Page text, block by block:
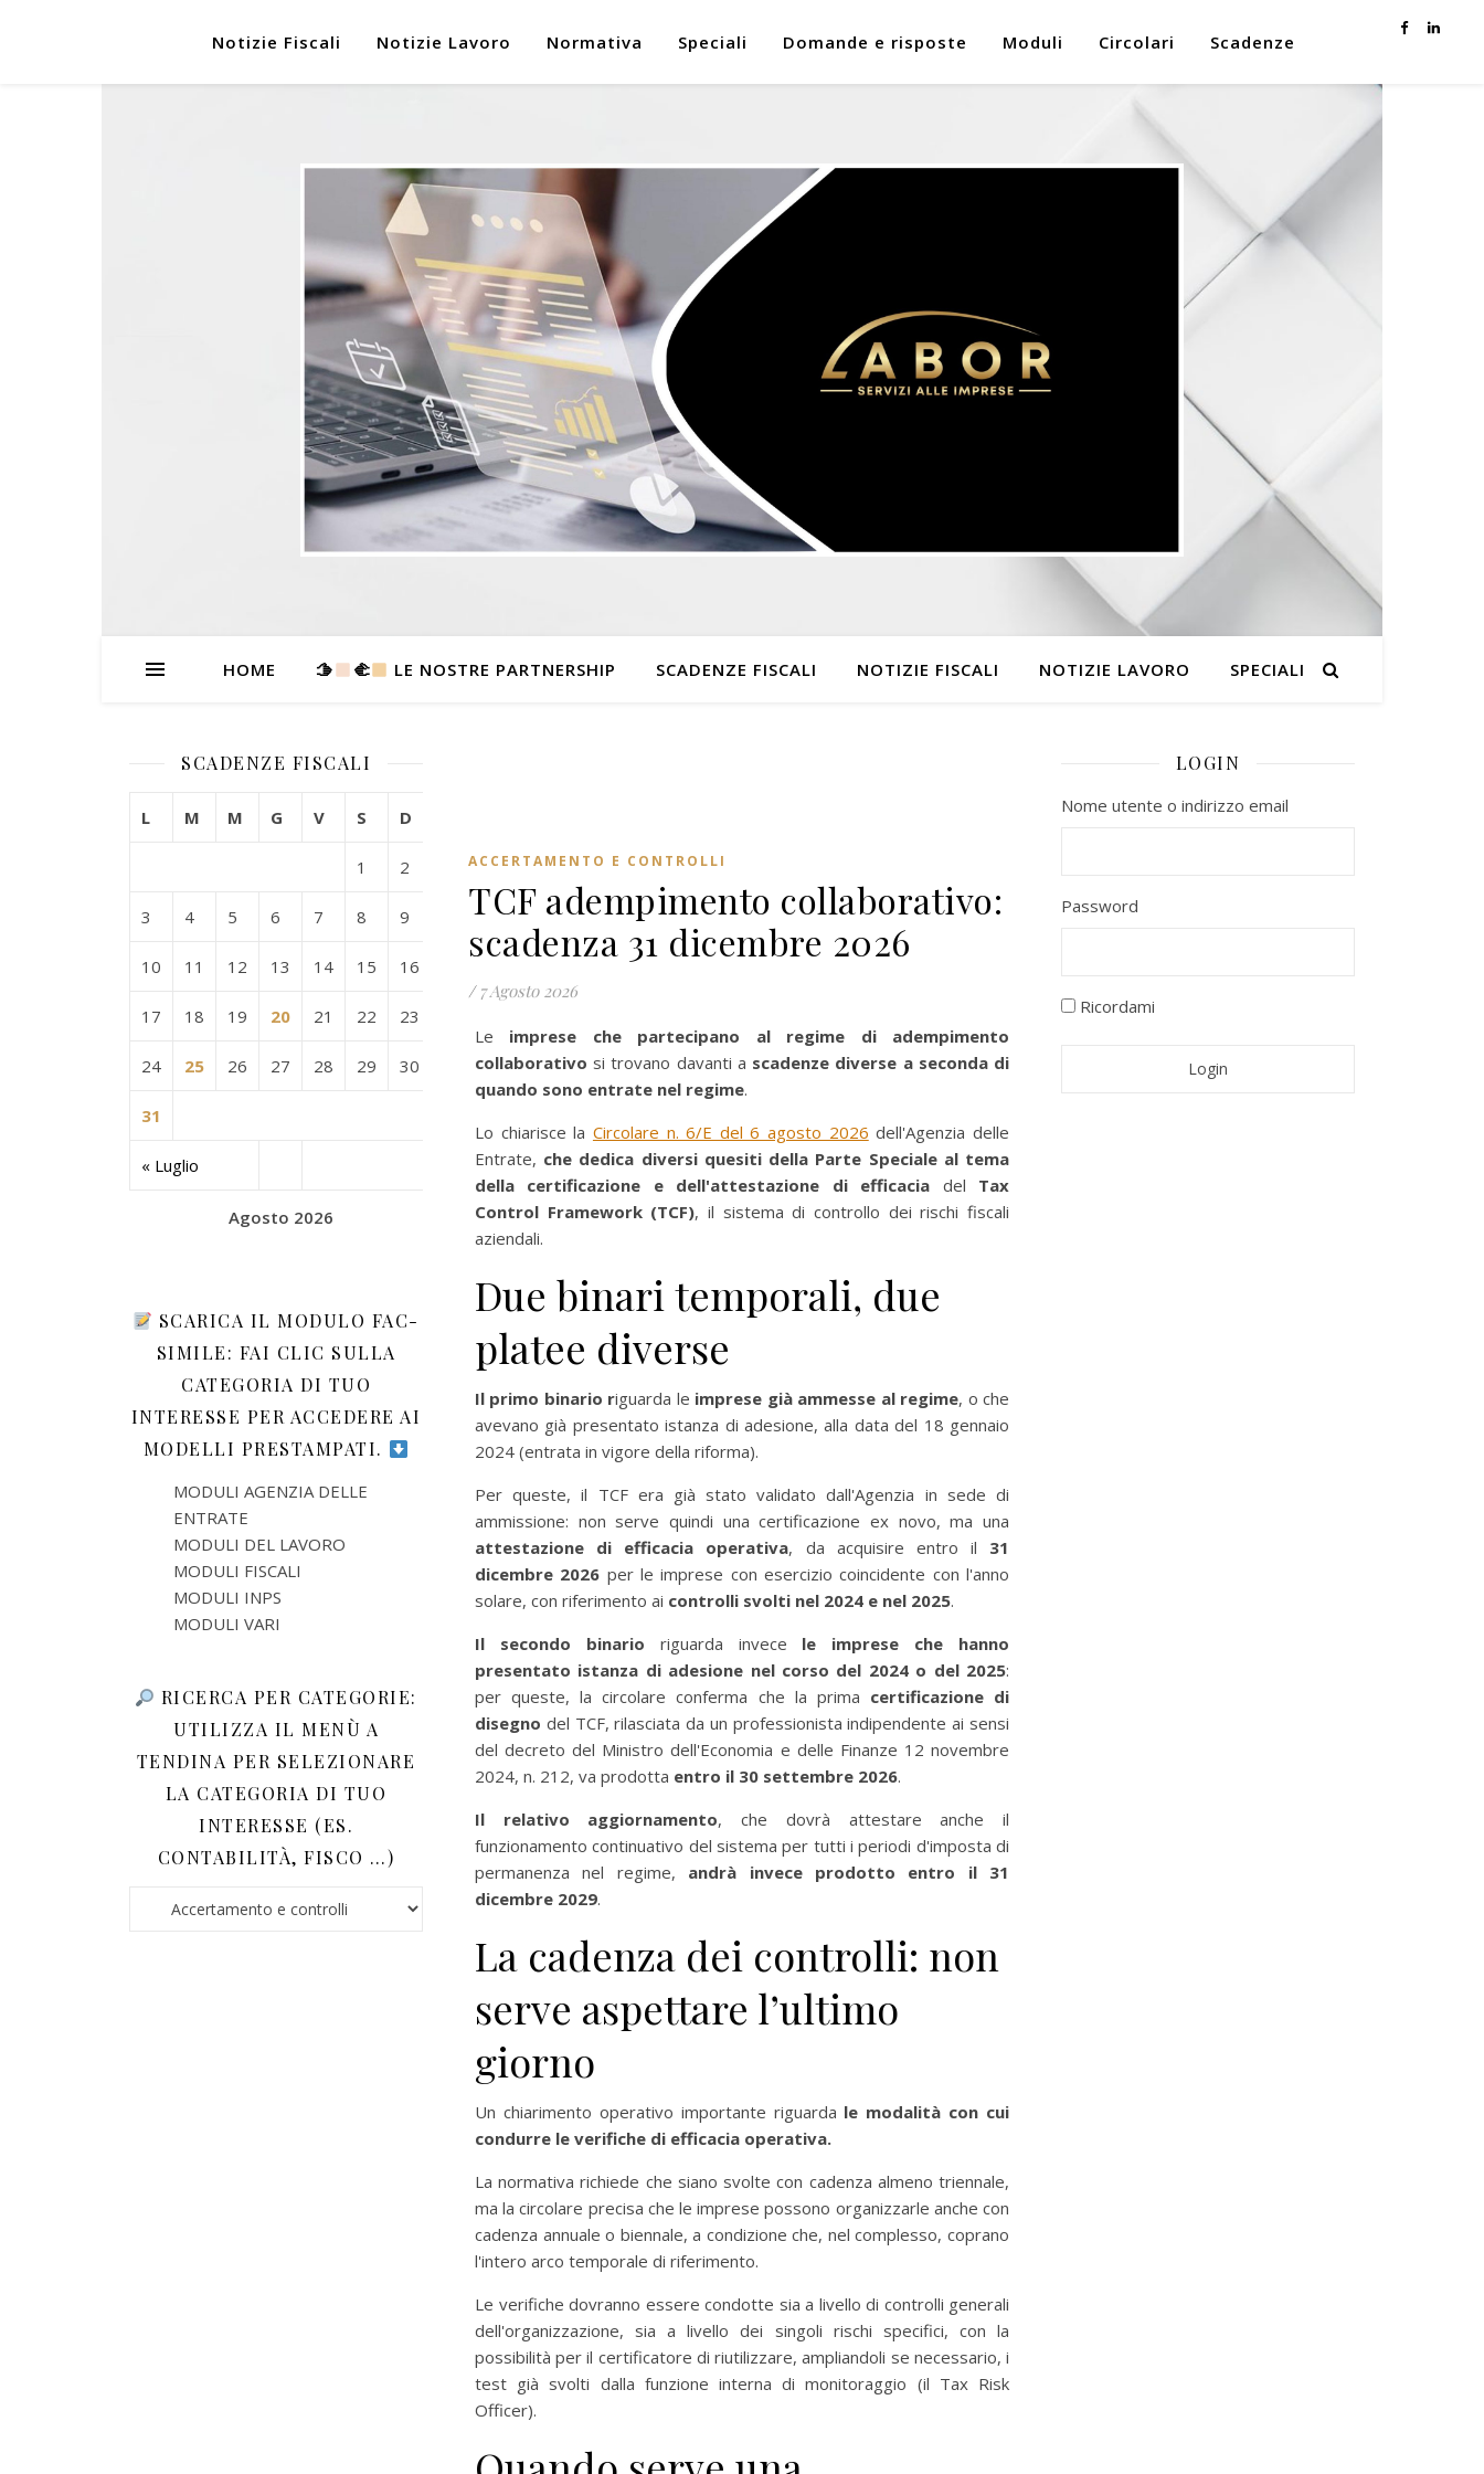
Notizie Fiscali Notizie Lavoro Normativa Speciali Domande e risposte Moduli Circolari Scadenze
HOME 🫱 ‍🫲 LE NOSTRE PARTNERSHIP SCADENZE FISCALI NOTIZIE FISCALI NOTIZIE LAVORO SPECIALI
SCADENZE FISCALI
Agosto 2026
L M M G V S D
« Luglio
1 2
3 4 5 6 7 8 9
10 11 12 13 14 15 16
17 18 19 20 21 22 23
24 25 26 27 28 29 30
31
SCARICA IL MODULO FAC-
SIMILE: FAI CLIC SULLA
CATEGORIA DI TUO
INTERESSE PER ACCEDERE AI
MODELLI PRESTAMPATI.
MODULI AGENZIA DELLE
ENTRATE
MODULI DEL LAVORO
MODULI FISCALI
MODULI INPS
MODULI VARI
RICERCA PER CATEGORIE:
UTILIZZA IL MENÙ A
TENDINA PER SELEZIONARE
LA CATEGORIA DI TUO
INTERESSE (ES.
CONTABILITÀ, FISCO …)
Ricerca per categorie: utilizza il menù a tendina per selezionare la categoria di tuo interesse (es. contabilità, Fisco …)
ACCERTAMENTO E CONTROLLI
TCF adempimento collaborativo:
scadenza 31 dicembre 2026
/ 7 Agosto 2026
Le imprese che partecipano al regime di adempimento
collaborativo si trovano davanti a scadenze diverse a seconda di
quando sono entrate nel regime.
Lo chiarisce la Circolare n. 6/E del 6 agosto 2026 dell'Agenzia delle
Entrate, che dedica diversi quesiti della Parte Speciale al tema
della certificazione e dell'attestazione di efficacia del Tax
Control Framework (TCF), il sistema di controllo dei rischi fiscali
aziendali.
Due binari temporali, due
platee diverse
Il primo binario riguarda le imprese già ammesse al regime, o che
avevano già presentato istanza di adesione, alla data del 18 gennaio
2024 (entrata in vigore della riforma).
Per queste, il TCF era già stato validato dall'Agenzia in sede di
ammissione: non serve quindi una certificazione ex novo, ma una
attestazione di efficacia operativa, da acquisire entro il 31
dicembre 2026 per le imprese con esercizio coincidente con l'anno
solare, con riferimento ai controlli svolti nel 2024 e nel 2025.
Il secondo binario riguarda invece le imprese che hanno
presentato istanza di adesione nel corso del 2024 o del 2025:
per queste, la circolare conferma che la prima certificazione di
disegno del TCF, rilasciata da un professionista indipendente ai sensi
del decreto del Ministro dell'Economia e delle Finanze 12 novembre
2024, n. 212, va prodotta entro il 30 settembre 2026.
Il relativo aggiornamento, che dovrà attestare anche il
funzionamento continuativo del sistema per tutti i periodi d'imposta di
permanenza nel regime, andrà invece prodotto entro il 31
dicembre 2029.
La cadenza dei controlli: non
serve aspettare l’ultimo
giorno
Un chiarimento operativo importante riguarda le modalità con cui
condurre le verifiche di efficacia operativa.
La normativa richiede che siano svolte con cadenza almeno triennale,
ma la circolare precisa che le imprese possono organizzarle anche con
cadenza annuale o biennale, a condizione che, nel complesso, coprano
l'intero arco temporale di riferimento.
Le verifiche dovranno essere condotte sia a livello di controlli generali
dell'organizzazione, sia a livello dei singoli rischi specifici, con la
possibilità per il certificatore di riutilizzare, ampliandoli se necessario, i
test già svolti dalla funzione interna di monitoraggio (il Tax Risk
Officer).
LOGIN
Nome utente o indirizzo email
Password
Ricordami